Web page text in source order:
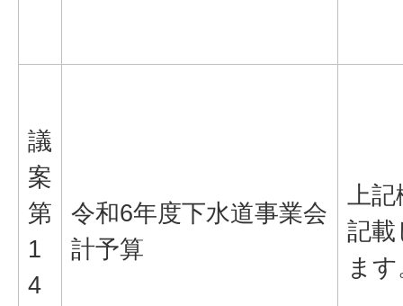
議
案
第
1
4
令和6年度下水道事業会
計予算
上
記載
ま